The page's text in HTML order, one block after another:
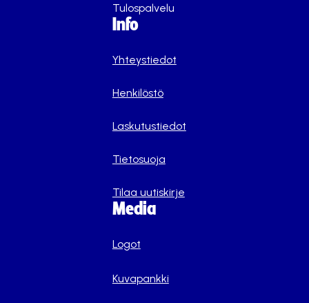
Tulospalvelu
Info
Yhteystiedot
Henkilöstö
Laskutustiedot
Tietosuoja
Tilaa uutiskirje
Media
Logot
Kuvapankki